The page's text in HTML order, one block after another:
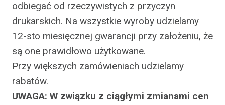
odbiegać od rzeczywistych z przyczyn
drukarskich. Na wszystkie wyroby udzielamy
12-sto miesięcznej gwarancji przy założeniu, że
są one prawidłowo użytkowane.
Przy większych zamówieniach udzielamy
rabatów.
UWAGA: W związku z ciągłymi zmianami cen